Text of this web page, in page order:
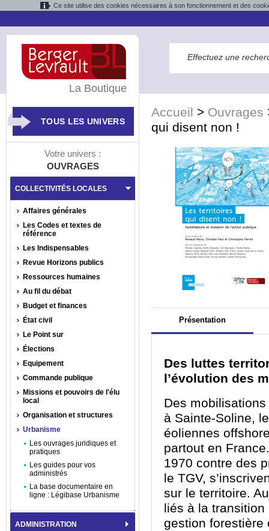
Ce site utilise des cookies nécessaires à son fonctionnement et des
Accueil > Ouvrages
qui disent non !
Présentation
Des luttes
l’évolution des
Des
à Sainte-Soline,
éoliennes
partout en
1970 contre des
le TGV,
sur le territoire.
liés à la
gestion forestière
La Boutique
TOUS LES UNIVERS
Votre univers :
OUVRAGES
COLLECTIVITÉS LOCALES
Affaires générales
Les Codes et textes de
référence
Les Indispensables
Revue Horizons publics
Ressources humaines
Au fil du débat
Budget et finances
État civil
Le Point sur
Élections
Equipement
Commande publique
Missions et pouvoirs de l'élu
local
Organisation et structures
Urbanisme
Les ouvrages juridiques et
pratiques
Les guides pour vos
administrés
La base documentaire en
ligne : Légibase Urbanisme
ADMINISTRATION